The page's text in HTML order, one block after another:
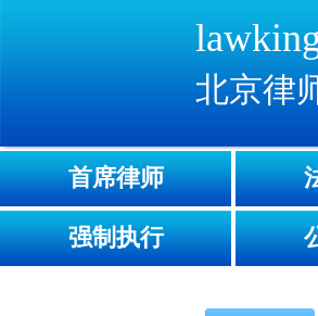
北京律
首席律师
强制执行